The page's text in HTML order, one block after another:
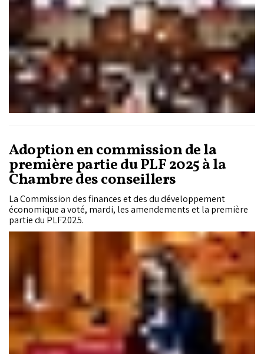
Adoption en commission de la
première partie du PLF 2025 à la
Chambre des conseillers
La Commission des finances et des du développement
économique a voté, mardi, les amendements et la première
partie du PLF2025.